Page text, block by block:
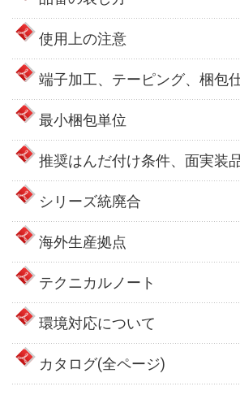
使用上の注意
端子加工、テーピング、梱包
最小梱包単位
推奨はんだ付け条件、面実装
シリーズ統廃合
海外生産拠点
テクニカルノート
環境対応について
カタログ(全ページ)